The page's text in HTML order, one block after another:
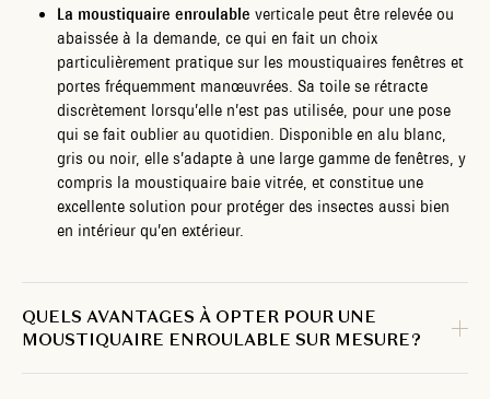
La moustiquaire enroulable verticale peut être relevée ou
abaissée à la demande, ce qui en fait un choix
particulièrement pratique sur les moustiquaires fenêtres et
portes fréquemment manœuvrées. Sa toile se rétracte
discrètement lorsqu’elle n’est pas utilisée, pour une pose
qui se fait oublier au quotidien. Disponible en alu blanc,
gris ou noir, elle s’adapte à une large gamme de fenêtres, y
compris la moustiquaire baie vitrée, et constitue une
excellente solution pour protéger des insectes aussi bien
en intérieur qu’en extérieur.
QUELS AVANTAGES À OPTER POUR UNE
MOUSTIQUAIRE ENROULABLE SUR MESURE ?